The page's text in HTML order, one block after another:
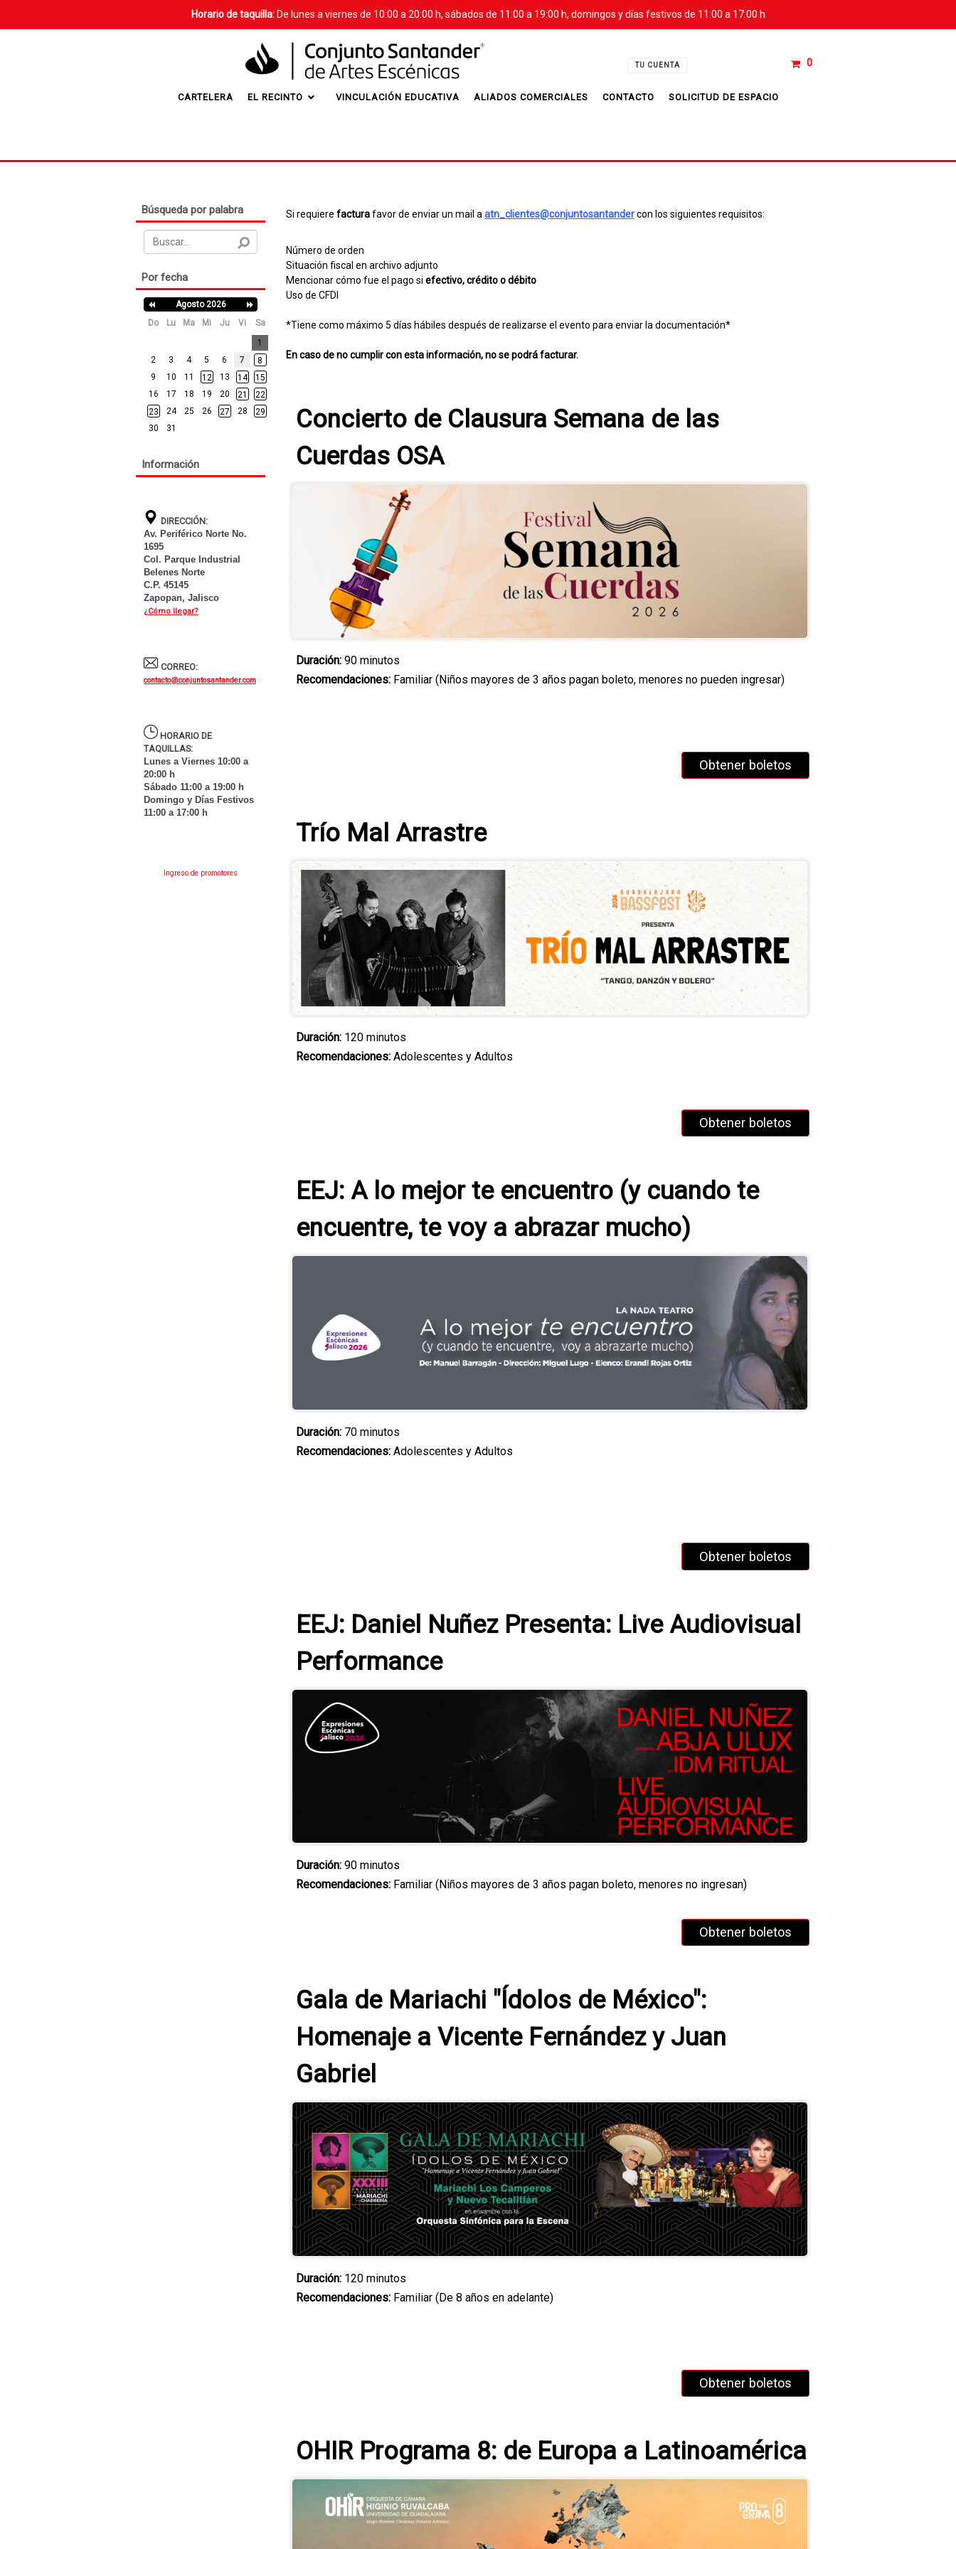
Horario de taquilla:De lunes a viernes de 10:00 a 20:00 h, sábados de 11:00 a 19:00 h, domingos y días festivos de 11:00 a 17:00 h
Tu
0
TU CUENTA
CARTELERA EL RECINTO VINCULACIÓN EDUCATIVA ALIADOS COMERCIALES CONTACTO SOLICITUD DE ESPACIO
Búsqueda por palabra
Por fecha
Previous
Month
Agosto 2026
Next
Month
Fecha
-
Selecciona
una
fecha
para
Do Lu Ma Mi Ju Vi Sa
1
2
3 4 5 6 7
8
9
10 11 12 13 14
15
16
17 18 19 20 21
22
23
24 25 26 27 28
29
30
31
Información
DIRECCIÓN:
Av. Periférico Norte No.
1695
Col. Parque Industrial
Belenes Norte
C.P. 45145
Zapopan, Jalisco
¿Cómo llegar?
CORREO:
contacto@conjuntosantander.com
HORARIO DE
TAQUILLAS:
Lunes a Viernes 10:00 a
20:00 h
Sábado 11:00 a 19:00 h
Domingo y Días Festivos
11:00 a 17:00 h
Ingreso de promotores
Si requiere facturafavor de enviar un mail a atn_clientes@conjuntosantandercon los siguientes requisitos:
Número de orden
Situación fiscal en archivo adjunto
Mencionar cómo fue el pago si efectivo, crédito o débito
Uso de CFDI
*Tiene como máximo 5 días hábiles después de realizarse el evento para enviar la documentación*
En caso de no cumplir con esta información, no se podrá facturar.
Concierto de Clausura Semana de las
Cuerdas OSA
Duración: 90 minutos
Recomendaciones: Familiar (Niños mayores de 3 años pagan boleto, menores no pueden ingresar)
Obtener boletos
Trío Mal Arrastre
Duración: 120 minutos
Recomendaciones: Adolescentes y Adultos
Obtener boletos
EEJ: A lo mejor te encuentro (y cuando te
encuentre, te voy a abrazar mucho)
Duración: 70 minutos
Recomendaciones: Adolescentes y Adultos
Obtener boletos
EEJ: Daniel Nuñez Presenta: Live Audiovisual
Performance
Duración: 90 minutos
Recomendaciones: Familiar (Niños mayores de 3 años pagan boleto, menores no ingresan)
Obtener boletos
Gala de Mariachi "Ídolos de México":
Homenaje a Vicente Fernández y Juan
Gabriel
Duración: 120 minutos
Recomendaciones: Familiar (De 8 años en adelante)
Obtener boletos
OHIR Programa 8: de Europa a Latinoamérica